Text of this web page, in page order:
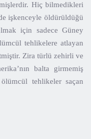
Hiç bilmedikleri
işkenceyle öldürüldüğü
için sadece Güney
tehlikelere atlayan
Zira türlü zehirli ve
balta girmemiş
tehlikeler saçan